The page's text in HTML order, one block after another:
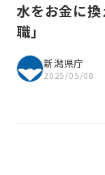
水をお金に
職」
新潟県庁
2025/05/08